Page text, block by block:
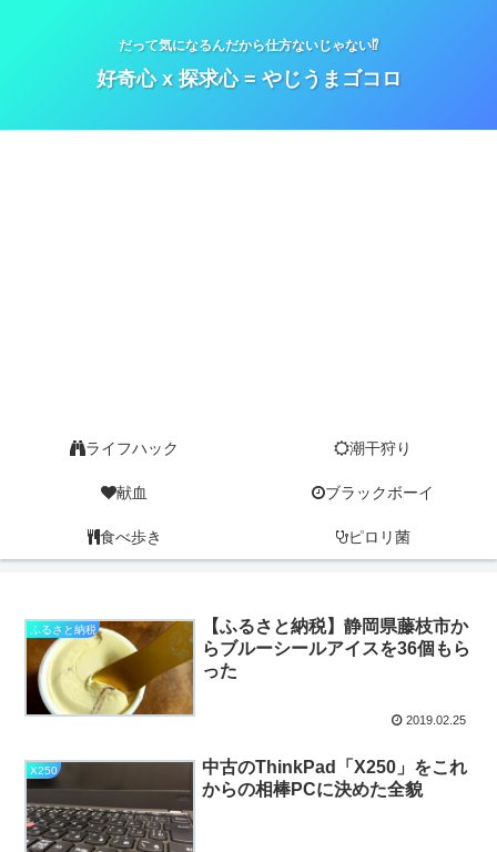
だって気になるんだから仕方ないじゃない⁉
好奇心 x 探求心 = やじうまゴコロ
ライフハック 潮干狩り
献血 ブラックボーイ
食べ歩き ピロリ菌
ふるさと納税
【ふるさと納税】静岡県藤枝市か
らブルーシールアイスを36個もら
った
2019.02.25
X250
中古のThinkPad「X250」をこれ
からの相棒PCに決めた全貌